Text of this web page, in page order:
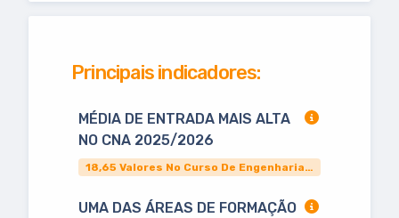
Principais indicadores:
MÉDIA DE ENTRADA MAIS ALTA
NO CNA 2025/2026
18,65 Valores No Curso De Engenharia E Gestão Industrial
UMA DAS ÁREAS DE FORMAÇÃO